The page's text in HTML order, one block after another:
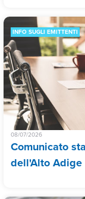
INFO SUGLI EMITTENTI
08/07/2026
Comunicato
dell'Alto Adige